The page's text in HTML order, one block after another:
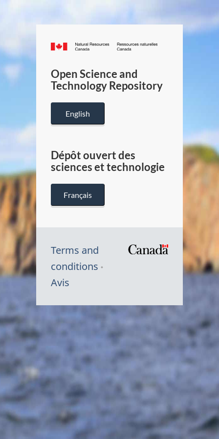
Canada.ca
/
Canada
Open Science and
Technology Repository
English
Dépôt ouvert des
sciences et technologie
Français
Terms and
conditions
Avis
Symbole
Canada